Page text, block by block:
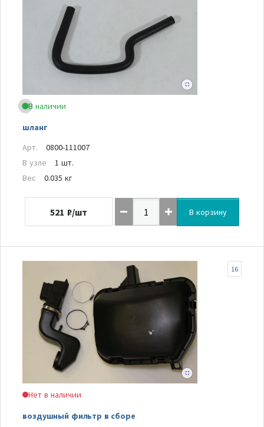
В наличии
шланг
Арт.
0800-111007
В узле
1 шт.
Вес
0.035 кг
521 ₽/шт В корзину
Нет в наличии
воздушный фильтр в сборе
16